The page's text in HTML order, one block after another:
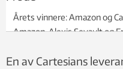
Årets vinnere: Amazon og
Amazon, Alexis Sevault og
En av Cartesians